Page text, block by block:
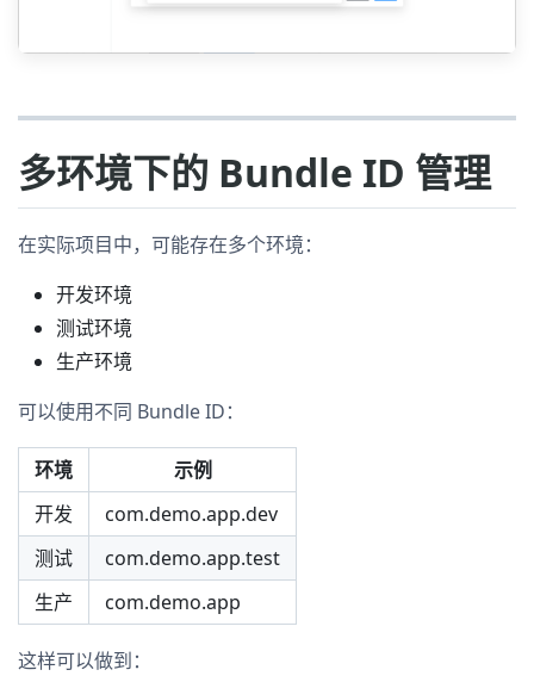
多环境下的 Bundle ID 管理
在实际项目中，可能存在多个环境：
开发环境
测试环境
生产环境
可以使用不同 Bundle ID：
环境
示例
开发
com.demo.app.dev
测试
com.demo.app.test
生产
com.demo.app
这样可以做到：